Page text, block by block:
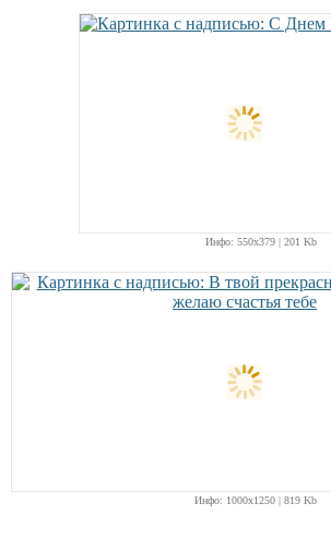
Инфо: 550х379 | 201 Kb
Инфо: 1000х1250 | 819 Kb